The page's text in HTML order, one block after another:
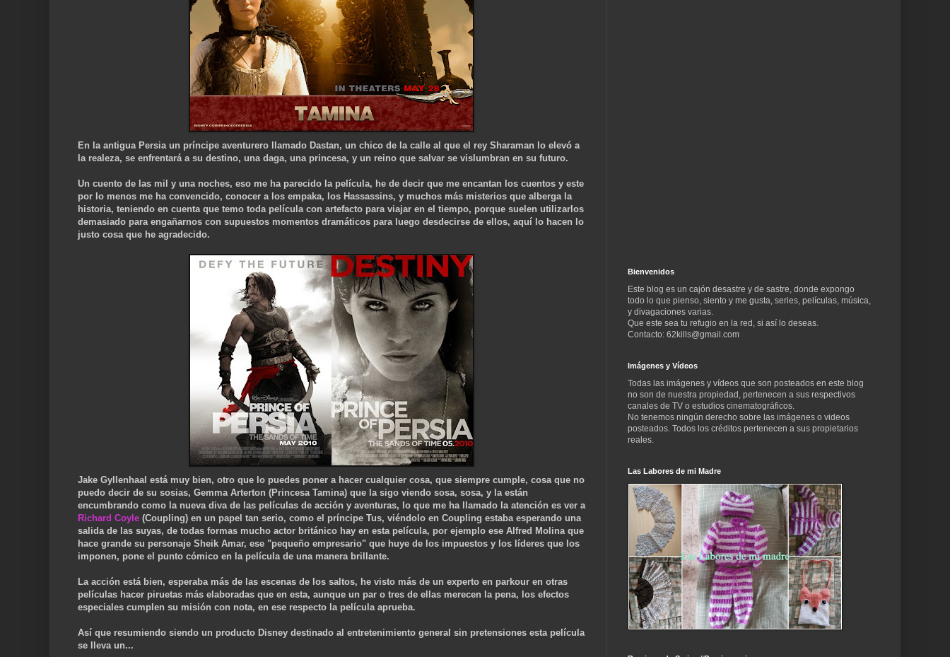
En la antigua Persia un príncipe aventurero llamado Dastan, un chico de la calle al que el rey Sharaman lo elevó a
la realeza, se enfrentará a su destino, una daga, una princesa, y un reino que salvar se vislumbran en su futuro.
Un cuento de las mil y una noches, eso me ha parecido la película, he de decir que me encantan los cuentos y este
por lo menos me ha convencido, conocer a los empaka, los Hassassins, y muchos más misterios que alberga la
historia, teniendo en cuenta que temo toda película con artefacto para viajar en el tiempo, porque suelen utilizarlos
demasiado para engañarnos con supuestos momentos dramáticos para luego desdecirse de ellos, aquí lo hacen lo
justo cosa que he agradecido.
Jake Gyllenhaal está muy bien, otro que lo puedes poner a hacer cualquier cosa, que siempre cumple, cosa que no
puedo decir de su sosias, Gemma Arterton (Princesa Tamina) que la sigo viendo sosa, sosa, y la están
encumbrando como la nueva diva de las películas de acción y aventuras, lo que me ha llamado la atención es ver a
Richard Coyle (Coupling) en un papel tan serio, como el príncipe Tus, viéndolo en Coupling estaba esperando una
salida de las suyas, de todas formas mucho actor británico hay en esta película, por ejemplo ese Alfred Molina que
hace grande su personaje Sheik Amar, ese "pequeño empresario" que huye de los impuestos y los líderes que los
imponen, pone el punto cómico en la película de una manera brillante.
La acción está bien, esperaba más de las escenas de los saltos, he visto más de un experto en parkour en otras
películas hacer piruetas más elaboradas que en esta, aunque un par o tres de ellas merecen la pena, los efectos
especiales cumplen su misión con nota, en ese respecto la película aprueba.
Así que resumiendo siendo un producto Disney destinado al entretenimiento general sin pretensiones esta película
se lleva un...
Bienvenidos
Este blog es un cajón desastre y de sastre, donde expongo
todo lo que pienso, siento y me gusta, series, películas, música,
y divagaciones varias.
Que este sea tu refugio en la red, si así lo deseas.
Contacto: 62kills@gmail.com
Imágenes y Vídeos
Todas las imágenes y vídeos que son posteados en este blog
no son de nuestra propiedad, pertenecen a sus respectivos
canales de TV o estudios cinematográficos.
No tenemos ningún derecho sobre las imágenes o videos
posteados. Todos los créditos pertenecen a sus propietarios
reales.
Las Labores de mi Madre